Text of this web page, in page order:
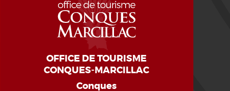
OFFICE DE TOURISME
CONQUES-MARCILLAC
Conques